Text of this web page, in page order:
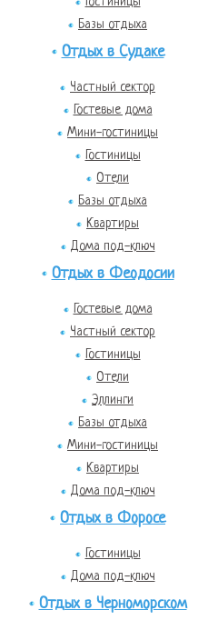
Базы отдыха
Отдых в Судаке
Частный сектор
Гостевые дома
Мини-гостиницы
Гостиницы
Отели
Базы отдыха
Квартиры
Дома под-ключ
Отдых в Феодосии
Гостевые дома
Частный сектор
Гостиницы
Отели
Эллинги
Базы отдыха
Мини-гостиницы
Квартиры
Дома под-ключ
Отдых в Форосе
Гостиницы
Дома под-ключ
Отдых в Черноморском